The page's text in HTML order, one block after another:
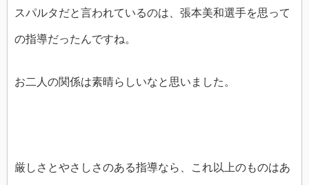
スパルタだと言われているのは、張本美和選手を思って
の指導だったんですね。
お二人の関係は素晴らしいなと思いました。
厳しさとやさしさのある指導なら、これ以上のものはあ